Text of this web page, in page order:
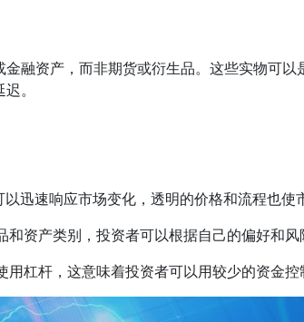
融资产，而非期货或衍生品。这些实物可
。
迅速响应市场变化，透明的价格和流程也使
资产类别，投资者可以根据自己的偏好和风
杠杆，这意味着投资者可以用较少的资金